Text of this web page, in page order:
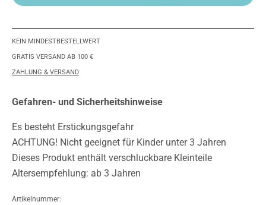
KEIN MINDESTBESTELLWERT
GRATIS VERSAND AB 100 €
ZAHLUNG & VERSAND
Gefahren- und Sicherheitshinweise
Es besteht Erstickungsgefahr
ACHTUNG! Nicht geeignet für Kinder unter 3 Jahren
Dieses Produkt enthält verschluckbare Kleinteile
Altersempfehlung: ab 3 Jahren
Artikelnummer: